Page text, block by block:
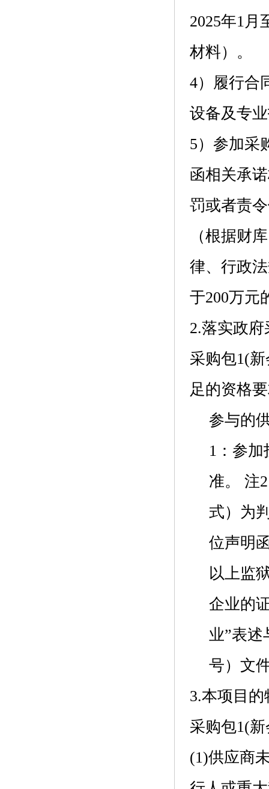
2025年1月
材料）。
4）履行合
设备及专
5）参加采
函相关承
罚或者责
（根据财
律、行政
于200万元
2.落实政
采购包1(
足的资格
参与的
1：参
准。 注
式）为
位声明
以上监
企业的
业”表述
号）文
3.本项目
采购包1(
(1)供应商